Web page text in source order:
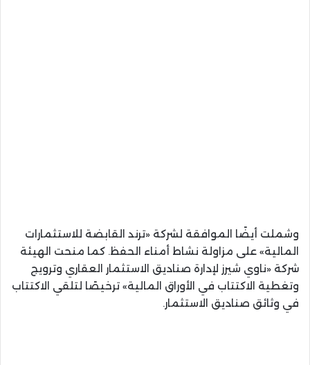
وشملت أيضًا الموافقة لشركة «ترند القابضة للاستثمارات
المالية» على مزاولة نشاط أمناء الحفظ. كما منحت الهيئة
شركة «ناوي شيرز لإدارة صناديق الاستثمار العقاري وترويج
وتغطية الاكتتاب في الأوراق المالية» ترخيصًا لتلقي الاكتتاب
في وثائق صناديق الاستثمار.